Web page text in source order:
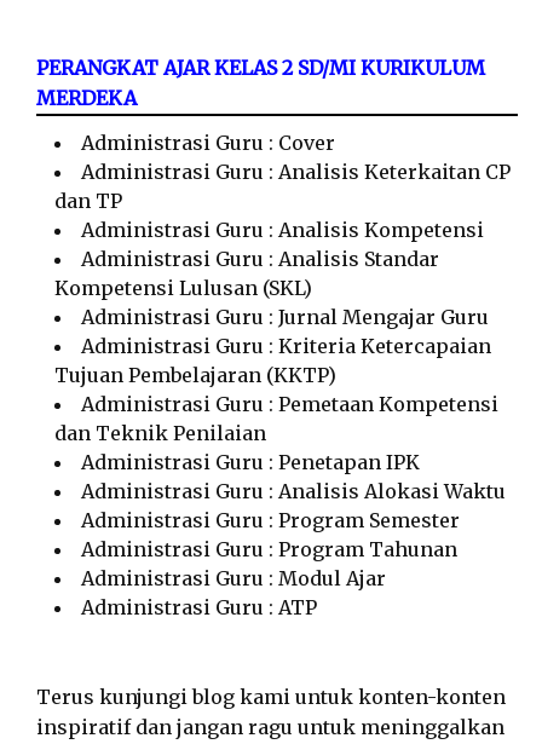
PERANGKAT AJAR KELAS 2 SD/MI KURIKULUM
MERDEKA
Administrasi Guru : Cover
Administrasi Guru : Analisis Keterkaitan CP
dan TP
Administrasi Guru : Analisis Kompetensi
Administrasi Guru : Analisis Standar
Kompetensi Lulusan (SKL)
Administrasi Guru : Jurnal Mengajar Guru
Administrasi Guru : Kriteria Ketercapaian
Tujuan Pembelajaran (KKTP)
Administrasi Guru : Pemetaan Kompetensi
dan Teknik Penilaian
Administrasi Guru : Penetapan IPK
Administrasi Guru : Analisis Alokasi Waktu
Administrasi Guru : Program Semester
Administrasi Guru : Program Tahunan
Administrasi Guru : Modul Ajar
Administrasi Guru : ATP
Terus kunjungi blog kami untuk konten-konten
inspiratif dan jangan ragu untuk meninggalkan